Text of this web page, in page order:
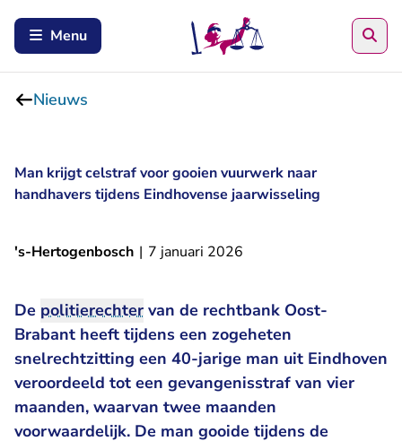
Menu
Nieuws
Man krijgt celstraf voor gooien vuurwerk naar
handhavers tijdens Eindhovense jaarwisseling
's-Hertogenbosch | 7 januari 2026
De politierechter van de rechtbank Oost-
Brabant heeft tijdens een zogeheten
snelrechtzitting een 40-jarige man uit Eindhoven
veroordeeld tot een gevangenisstraf van vier
maanden, waarvan twee maanden
voorwaardelijk. De man gooide tijdens de